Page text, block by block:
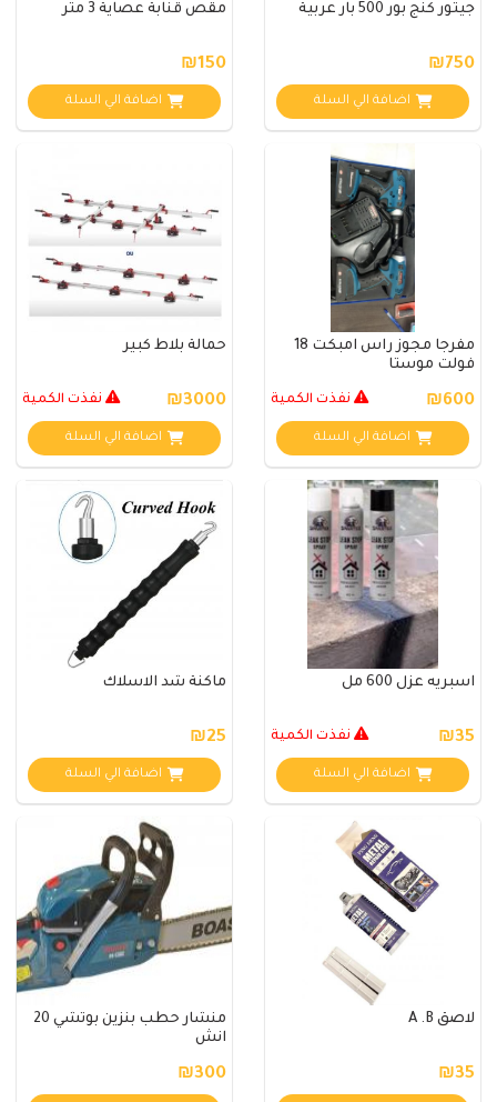
جيتور كنج بور 500 بار عربية
₪750
اضافة الي السلة
مقص قنابة عصاية 3 متر
₪150
اضافة الي السلة
مفرجا مجوز راس امبكت 18
فولت موستا
₪600 نفذت الكمية
اضافة الي السلة
حمالة بلاط كبير
₪3000 نفذت الكمية
اضافة الي السلة
اسبريه عزل 600 مل
₪35 نفذت الكمية
اضافة الي السلة
ماكنة شد الاسلاك
₪25
اضافة الي السلة
لاصق A .B
₪35
منشار حطب بنزين بوتشي 20
انش
₪300